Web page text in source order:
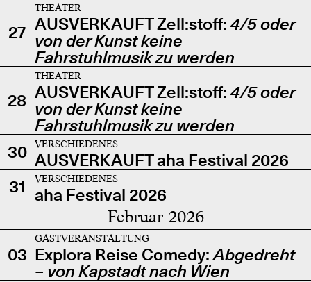
27
THEATER
AUSVERKAUFT Zell:stoff: 4/5 oder
von der Kunst keine
Fahrstuhlmusik zu werden
28
THEATER
AUSVERKAUFT Zell:stoff: 4/5 oder
von der Kunst keine
Fahrstuhlmusik zu werden
30
VERSCHIEDENES
AUSVERKAUFT aha Festival 2026
31
VERSCHIEDENES
aha Festival 2026
Februar 2026
03
GASTVERANSTALTUNG
Explora Reise Comedy:Abgedreht
– von Kapstadt nach Wien